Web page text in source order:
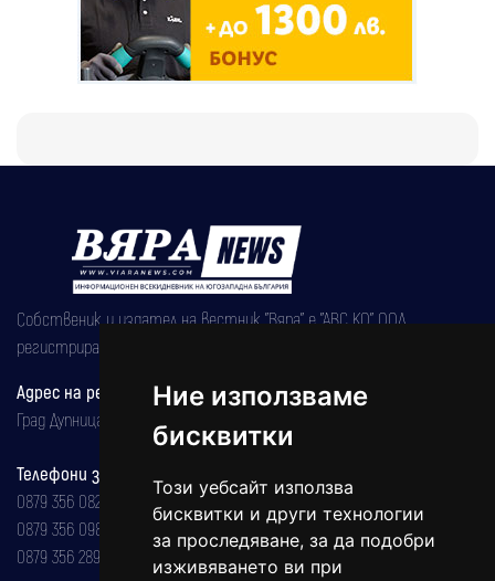
Ние използваме
бисквитки
Този уебсайт използва
бисквитки и други технологии
за проследяване, за да подобри
изживяването ви при
Собственик и издател на вестник "Вяра" е "АВС КО" ООД,
регистрирана на 08.05.2002 година.
Адрес на редакцията
Град Дупница, ул.''Христо Ботев" 43
Телефони за реклама и абонаменти
0879 356 082
0879 356 098
0879 356 289